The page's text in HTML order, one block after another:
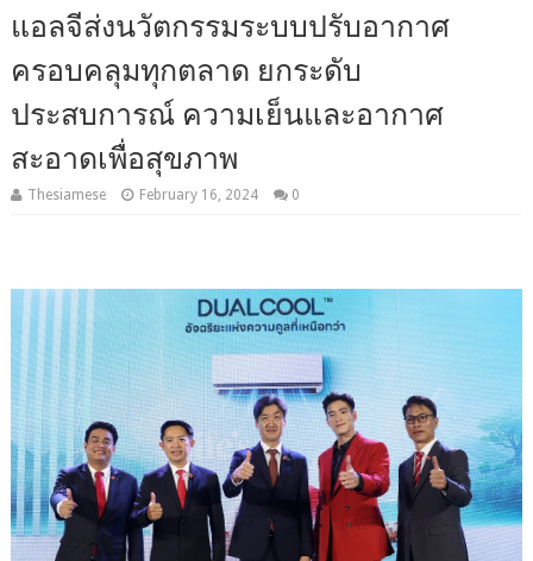
แอลจีส่งนวัตกรรมระบบปรับอากาศ
ครอบคลุมทุกตลาด ยกระดับ
ประสบการณ์ ความเย็นและอากาศ
สะอาดเพื่อสุขภาพ
Thesiamese February 16, 2024 0